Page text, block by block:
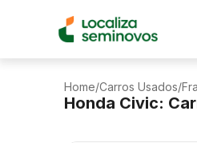
Home/Carros Usados/
Honda Civic: